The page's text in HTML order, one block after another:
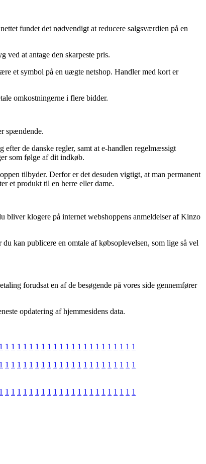
fundet det nødvendigt at reducere salgsværdien på en
ved at antage den skarpeste pris.
et symbol på en uægte netshop. Handler med kort er
omkostningerne i flere bidder.
spændende.
de danske regler, samt at e-handlen regelmæssigt
som følge af dit indkøb.
tilbyder. Derfor er det desuden vigtigt, at man permanent
et produkt til en herre eller dame.
bliver klogere på internet webshoppens anmeldelser af Kinzo
kan publicere en omtale af købsoplevelsen, som lige så vel
forudsat en af de besøgende på vores side gennemfører
opdatering af hjemmesidens data.
1 1 1 1 1 1 1 1 1 1 1 1 1 1 1 1 1 1 1 1 1 1 1
1 1 1 1 1 1 1 1 1 1 1 1 1 1 1 1 1 1 1 1 1 1 1
1 1 1 1 1 1 1 1 1 1 1 1 1 1 1 1 1 1 1 1 1 1 1